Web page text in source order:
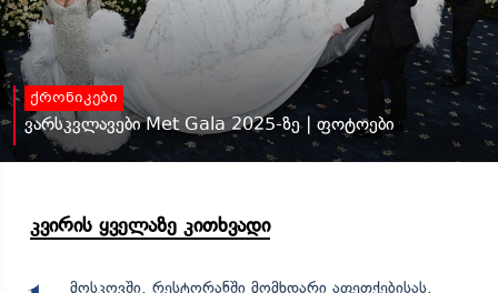
ქრონიკები
ვარსკვლავები Met Gala 2025-ზე | ფოტოები
კვირის ყველაზე კითხვადი
მოსკოვში, რესტორანში მომხდარი აფეთქებისას,